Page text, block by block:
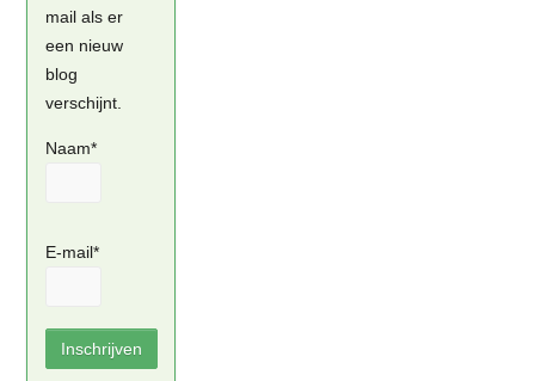
mail als er
een nieuw
blog
verschijnt.
Naam*
E-mail*